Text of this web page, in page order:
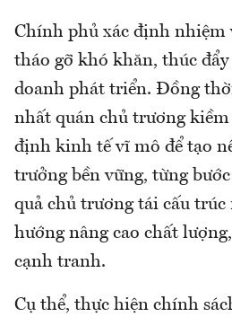
Chính phủ xác định nhiệm
tháo gỡ khó khăn, thúc
doanh phát triển. Đồng
nhất quán chủ trương
định kinh tế vĩ mô để tạo
trưởng bền vững, từng
quả chủ trương tái cấu
hướng nâng cao chất
cạnh tranh.
Cụ thể, thực hiện chính